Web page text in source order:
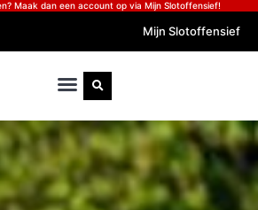
Maak dan een account op via Mijn Slotoffensief!
Mijn Slotoffensief